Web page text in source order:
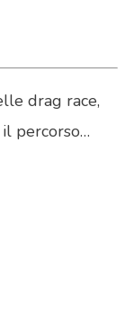
drag race,
il percorso…